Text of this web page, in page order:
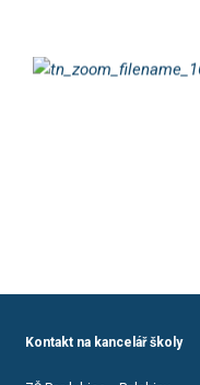
Kontakt na kancelář školy